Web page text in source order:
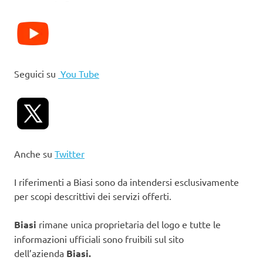
Seguici su You Tube
Anche su Twitter
I riferimenti a Biasi sono da intendersi esclusivamente
per scopi descrittivi dei servizi offerti.
Biasi rimane unica proprietaria del logo e tutte le
informazioni ufficiali sono fruibili sul sito
dell’azienda Biasi.